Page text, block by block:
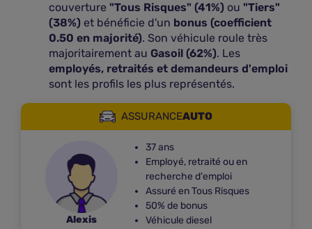
ASSURANCEAUTO
Alexis
37 ans
Employé, retraité ou en
recherche d'emploi
Assuré en Tous Risques
50% de bonus
Véhicule diesel
couverture "Tous Risques" (41%) ou "Tiers"
(38%) et bénéficie d'un bonus (coefficient
0.50 en majorité). Son véhicule roule très
majoritairement au Gasoil (62%). Les
employés, retraités et demandeurs d'emploi
sont les profils les plus représentés.